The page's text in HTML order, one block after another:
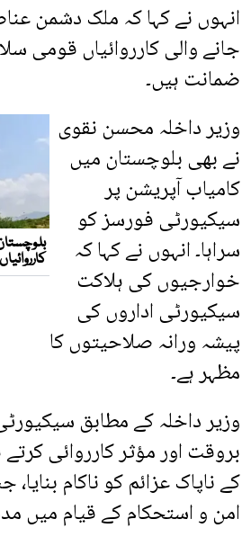
انہوں نے کہا کہ ملک دشمن
جانے والی کارروائیاں قومی
ضمانت ہیں۔
وزیر داخلہ محسن نقوی
نے بھی بلوچستان میں
کامیاب آپریشن پر
سیکیورٹی فورسز کو
سراہا۔ انہوں نے کہا کہ
خوارجیوں کی ہلاکت
سیکیورٹی اداروں کی
پیشہ ورانہ صلاحیتوں کا
مظہر ہے۔
وزیر داخلہ کے مطابق
بروقت اور مؤثر کارروائی
کے ناپاک عزائم کو ناکام
امن و استحکام کے قیام میں